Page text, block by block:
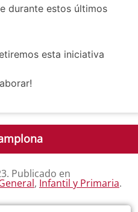
durante estos últimos
esta iniciativa
. Publicado en
, Infantil y Primaria.